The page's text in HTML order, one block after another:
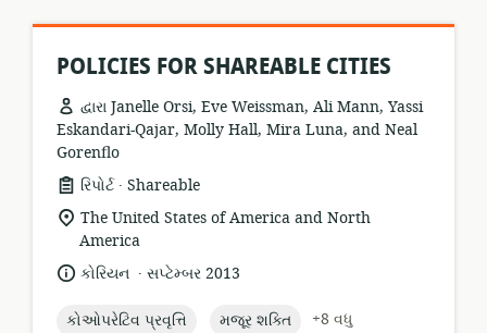
POLICIES FOR SHAREABLE CITIES
દ્વારા Janelle Orsi, Eve Weissman, Ali Mann, Yassi
Eskandari-Qajar, Molly Hall, Mira Luna, and Neal
Gorenflo
સંસાધન
બંધારણ:
રિપોર્ટ .
પ્રકાશક:
Shareable
સુસંગતતા
સ્થાન:
The United States of America and North
America
ભાષા:કોરિયન .
પ્રકાશન
સપ્ટેમ્બર 2013
topic:
કોઓપરેટિવ પ્રવૃત્તિ topic:
મજૂર શક્તિ
+8 વધુ